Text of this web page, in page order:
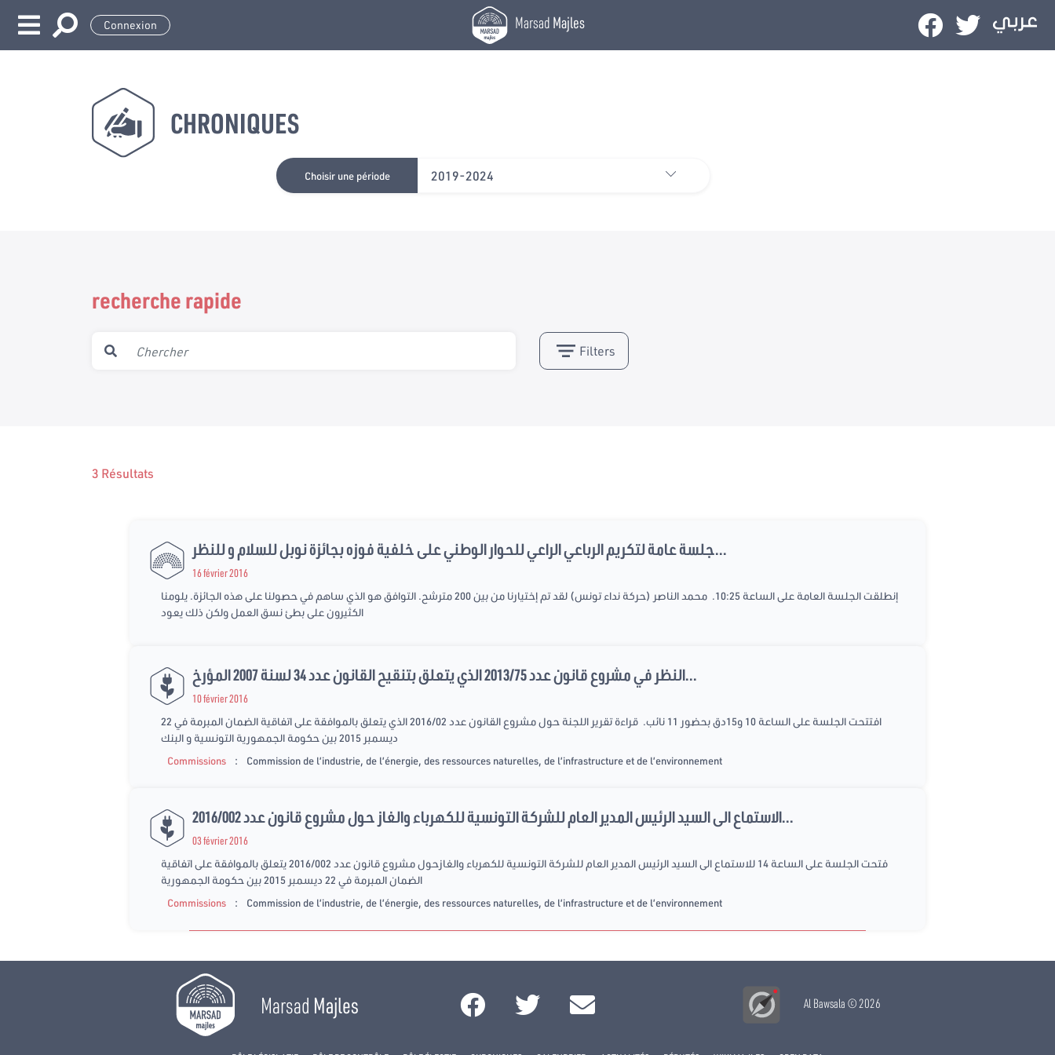
Connexion MarsadMajles
CHRONIQUES
Choisir une période 2019-2024
recherche rapide
Filters
3 Résultats
جلسة عامة لتكريم الرباعي الراعي للحوار الوطني على خلفية فوزه بجائزة نوبل للسلام و للنظر...
16 février 2016
إنطلقت الجلسة العامة على الساعة 10:25. محمد الناصر (حركة نداء تونس) لقد تم إختيارنا من بين 200 مترشح. التوافق هو الذي ساهم في حصولنا على هذه الجائزة. يلومنا
الكثيرون على بطئ نسق العمل ولكن ذلك يعود
النظر في مشروع قانون عدد 2013/75 الذي يتعلق بتنقيح القانون عدد 34 لسنة 2007 المؤرخ...
10 février 2016
افتتحت الجلسة على الساعة 10 و15دق بحضور 11 نائب. قراءة تقرير اللجنة حول مشروع القانون عدد 2016/02 الذي يتعلق بالموافقة على اتفاقية الضمان المبرمة في 22
ديسمبر 2015 بين حكومة الجمهورية التونسية و البنك
Commissions
: Commission de l’industrie, de l’énergie, des ressources naturelles, de l’infrastructure et de l’environnement
الاستماع الى السيد الرئيس المدير العام للشركة التونسية للكهرباء والغاز حول مشروع قانون عدد 2016/002...
03 février 2016
فتحت الجلسة على الساعة 14 للاستماع الى السيد الرئيس المدير العام للشركة التونسية للكهرباء والغازحول مشروع قانون عدد 2016/002 يتعلق بالموافقة على اتفاقية
الضمان المبرمة في 22 ديسمبر 2015 بين حكومة الجمهورية
Commissions
: Commission de l’industrie, de l’énergie, des ressources naturelles, de l’infrastructure et de l’environnement
Marsad Majles Al Bawsala© 2026